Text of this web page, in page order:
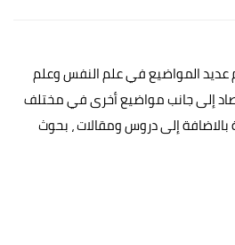
المواضيع في علم النفس وعلم
إلى جانب مواضيع أخرى في مختلف
بالاضافة إلى دروس ومقالات ، بحوث